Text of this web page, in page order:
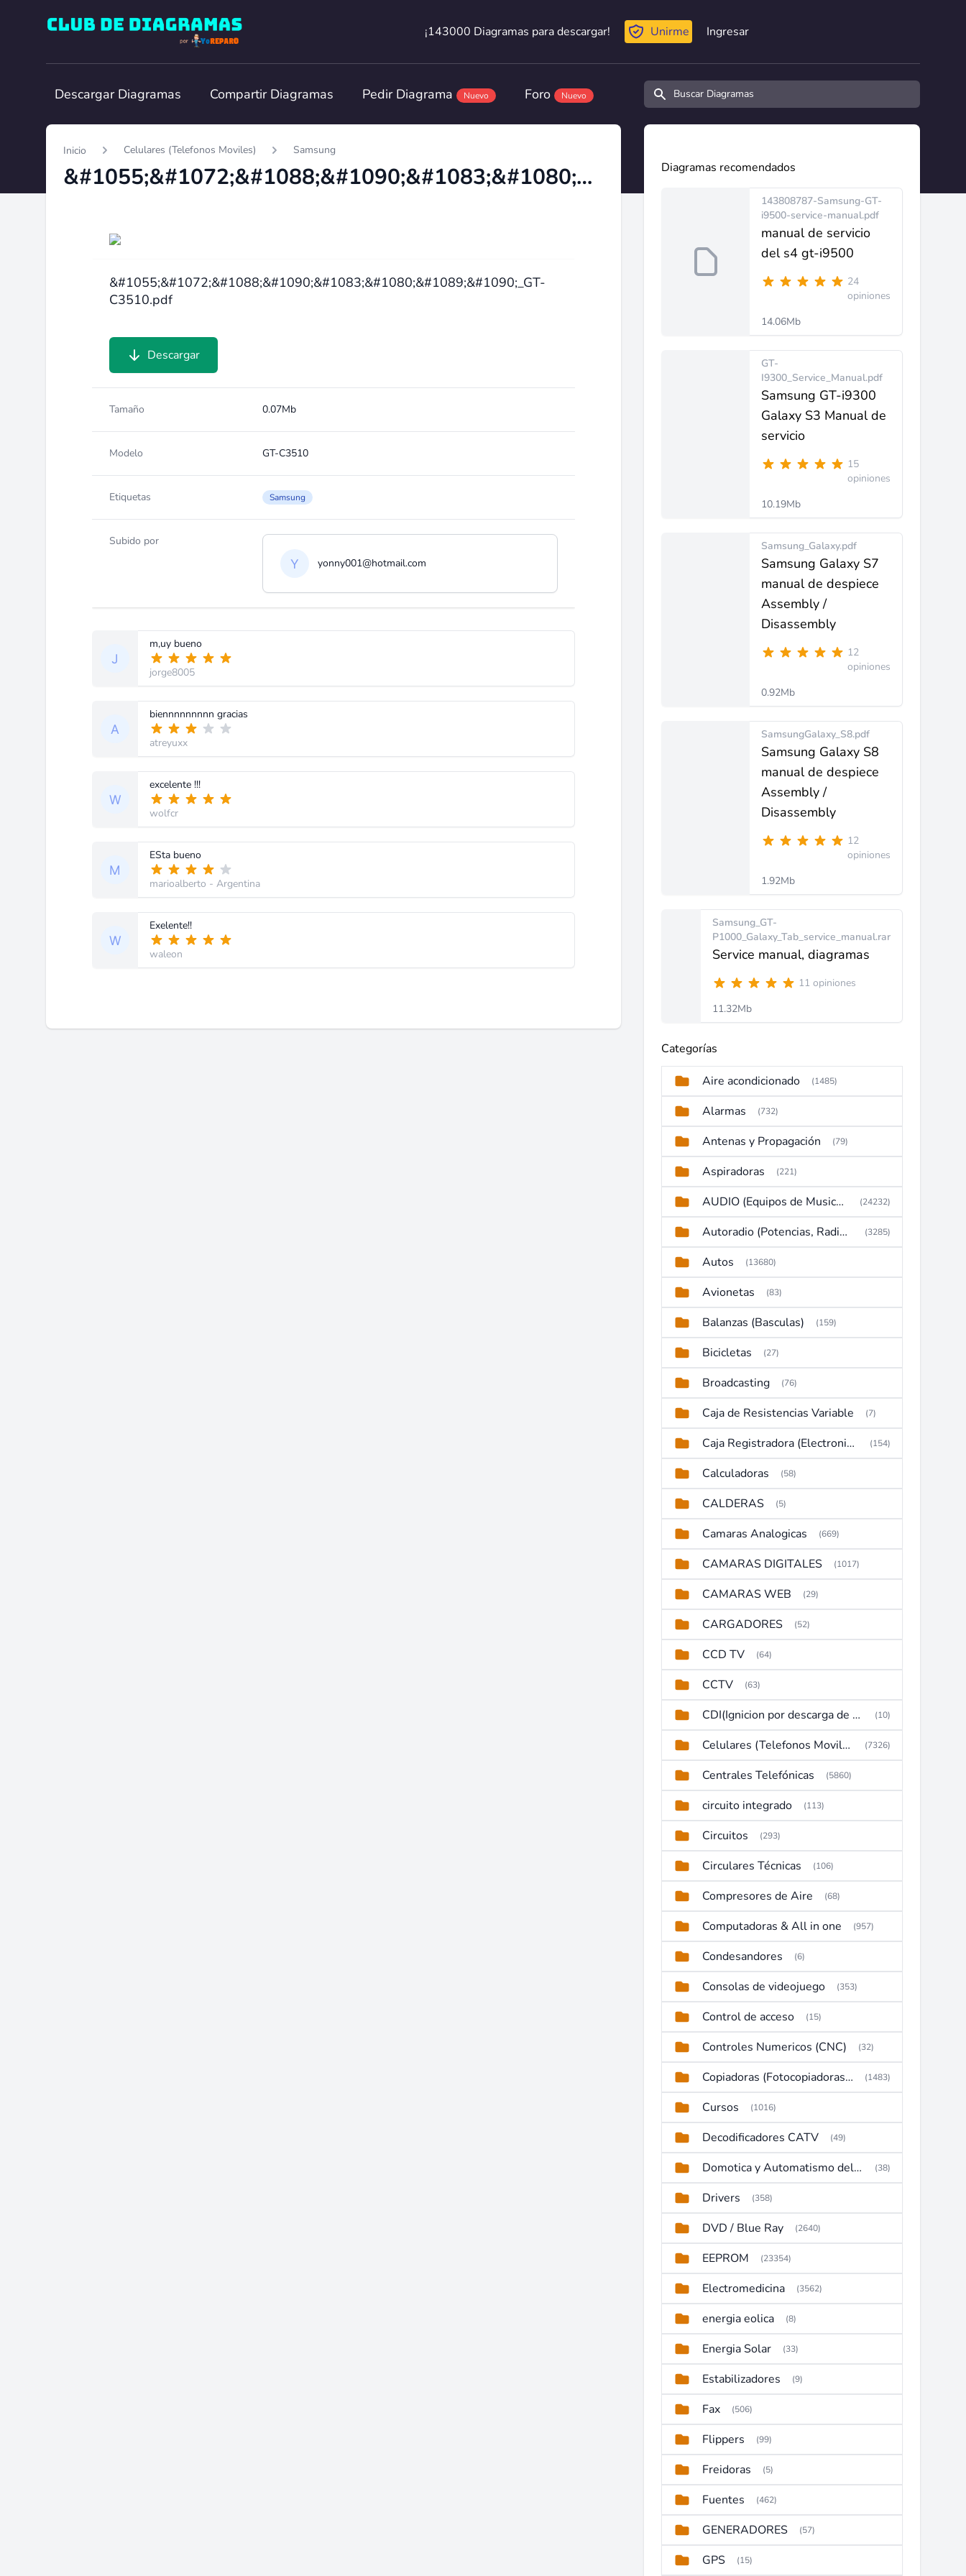
Club de Diagramas
¡143000 Diagramas para descargar!
¡143000 Diagramas para descargar! Unirme Ingresar
Descargar Diagramas Compartir Diagramas Pedir Diagrama Nuevo Foro Nuevo Buscar diagramas y manuales
Inicio Celulares (Telefonos Moviles) Samsung
&#1055;&#1072;&#1088;&#1090;&#1083;&#1080;&#1089;&#1090;_GT-C3510.pdf
&#1055;&#1072;&#1088;&#1090;&#1083;&#1080;&#1089;&#1090;_GT-
C3510.pdf
Descargar
Tamaño 0.07Mb
Modelo GT-C3510
Etiquetas Samsung
Subido por
yonny001@hotmail.com
m,uy bueno
jorge8005
biennnnnnnnn gracias
atreyuxx
excelente !!!
wolfcr
ESta bueno
marioalberto - Argentina
Exelente!!
waleon
Diagramas recomendados
143808787-Samsung-GT-
i9500-service-manual.pdf
manual de servicio
del s4 gt-i9500
24
opiniones
14.06Mb
GT-
I9300_Service_Manual.pdf
Samsung GT-i9300
Galaxy S3 Manual de
servicio
15
opiniones
10.19Mb
Samsung_Galaxy.pdf
Samsung Galaxy S7
manual de despiece
Assembly /
Disassembly
12
opiniones
0.92Mb
SamsungGalaxy_S8.pdf
Samsung Galaxy S8
manual de despiece
Assembly /
Disassembly
12
opiniones
1.92Mb
Samsung_GT-
P1000_Galaxy_Tab_service_manual.rar
Service manual, diagramas
11 opiniones
11.32Mb
Categorías
Aire acondicionado (1485)
Alarmas (732)
Antenas y Propagación (79)
Aspiradoras (221)
AUDIO (Equipos de Musica, Amplificadores, Reproductores, Etc) (24232)
Autoradio (Potencias, Radios y DVD) (3285)
Autos (13680)
Avionetas (83)
Balanzas (Basculas) (159)
Bicicletas (27)
Broadcasting (76)
Caja de Resistencias Variable (7)
Caja Registradora (Electronic Cash Register) (154)
Calculadoras (58)
CALDERAS (5)
Camaras Analogicas (669)
CAMARAS DIGITALES (1017)
CAMARAS WEB (29)
CARGADORES (52)
CCD TV (64)
CCTV (63)
CDI(Ignicion por descarga de capacitor) (10)
Celulares (Telefonos Moviles) (7326)
Centrales Telefónicas (5860)
circuito integrado (113)
Circuitos (293)
Circulares Técnicas (106)
Compresores de Aire (68)
Computadoras & All in one (957)
Condesandores (6)
Consolas de videojuego (353)
Control de acceso (15)
Controles Numericos (CNC) (32)
Copiadoras (Fotocopiadoras, Multifunctions, Ploter, etc) (1483)
Cursos (1016)
Decodificadores CATV (49)
Domotica y Automatismo del hogar (38)
Drivers (358)
DVD / Blue Ray (2640)
EEPROM (23354)
Electromedicina (3562)
energia eolica (8)
Energia Solar (33)
Estabilizadores (9)
Fax (506)
Flippers (99)
Freidoras (5)
Fuentes (462)
GENERADORES (57)
GPS (15)